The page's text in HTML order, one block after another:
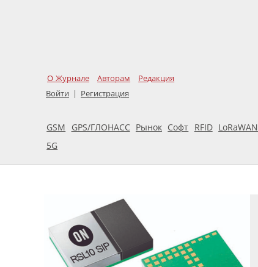
О Журнале Авторам
Редакция
Войти | Регистрация
GSM GPS/ГЛОНАСС Рынок Софт RFID LoRaWAN
5G